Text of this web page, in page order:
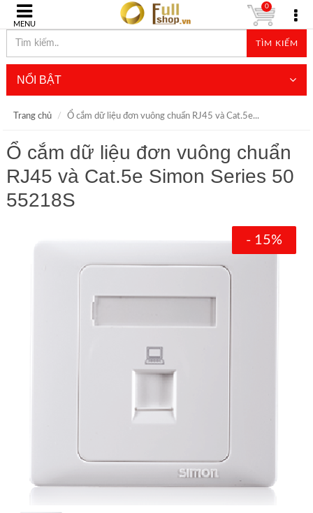
MENU
TÌM KIẾM
0
NỔI BẬT
Trang chủ Ổ cắm dữ liệu đơn vuông chuẩn RJ45 và Cat.5e...
Ổ cắm dữ liệu đơn vuông chuẩn
RJ45 và Cat.5e Simon Series 50
55218S
- 15%